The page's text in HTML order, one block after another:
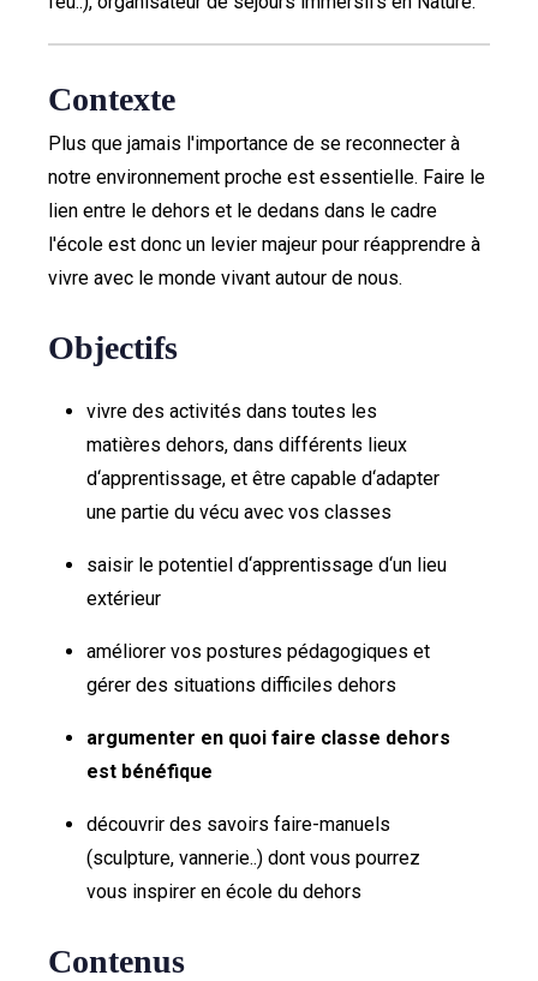
Contexte
Plus que jamais l'importance de se reconnecter à
notre environnement proche est essentielle. Faire le
lien entre le dehors et le dedans dans le cadre
l'école est donc un levier majeur pour réapprendre à
vivre avec le monde vivant autour de nous.
Objectifs
vivre des activités dans toutes les
matières dehors, dans différents lieux
d‘apprentissage, et être capable d‘adapter
une partie du vécu avec vos classes
saisir le potentiel d‘apprentissage d‘un lieu
extérieur
améliorer vos postures pédagogiques et
gérer des situations difficiles dehors
argumenter en quoi faire classe dehors
est bénéfique
découvrir des savoirs faire-manuels
(sculpture, vannerie..) dont vous pourrez
vous inspirer en école du dehors
Contenus